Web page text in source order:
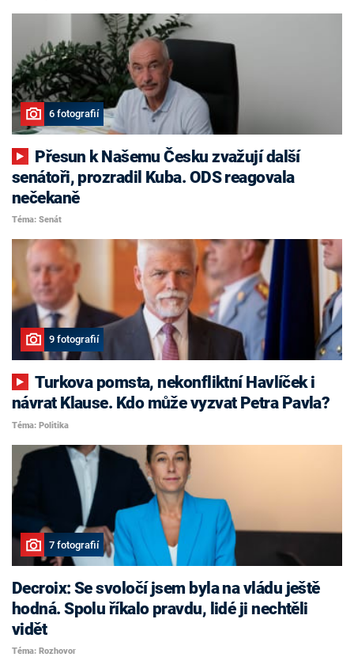
6 fotografií
senátoři, prozradil Kuba. ODS reagovala
nečekaně
Téma: Senát
9 fotografií
Turkova pomsta, nekonfliktní Havlíček i
návrat Klause. Kdo může vyzvat Petra Pavla?
Téma: Politika
7 fotografií
Decroix: Se svoločí jsem byla na vládu ještě
hodná. Spolu říkalo pravdu, lidé ji nechtěli
vidět
Téma: Rozhovor